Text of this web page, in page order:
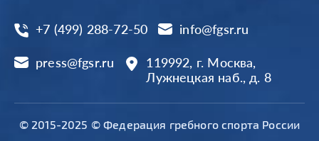
+7 (499) 288-72-50 info@fgsr.ru
press@fgsr.ru
119992, г. Москва,
Лужнецкая наб., д. 8
© 2015-2025 © Федерация гребного спорта России